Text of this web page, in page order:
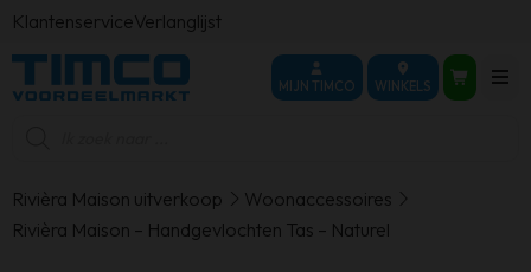
KlantenserviceVerlanglijst
MIJN TIMCO WINKELS
Rivièra Maison uitverkoop
Woonaccessoires
Rivièra Maison – Handgevlochten Tas – Naturel